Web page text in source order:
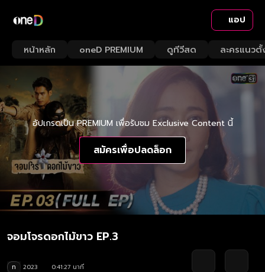
แอป
หน้าหลัก oneD PREMIUM ดูทีวีสด ละครแนวตั้
อัปเกรดเป็น PREMIUM เพื่อรับชม Exclusive Content นี้
สมัครเพื่อปลดล็อก
จอมโจรดอกไม้ขาว EP.3
ท 2023
0:41:27 นาที